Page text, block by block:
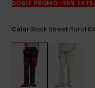
DOBLE PROMO -25%
Color Black Street Floral 64